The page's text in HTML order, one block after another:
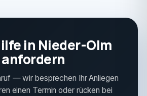
in Nieder-Olm
anfordern
— wir besprechen Ihr Anliegen
einen Termin oder rücken bei